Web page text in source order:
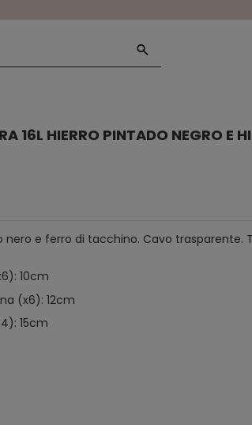
16L HIERRO PINTADO NEGRO E
e ferro di tacchino. Cavo trasparente.
10cm
(x6): 12cm
15cm